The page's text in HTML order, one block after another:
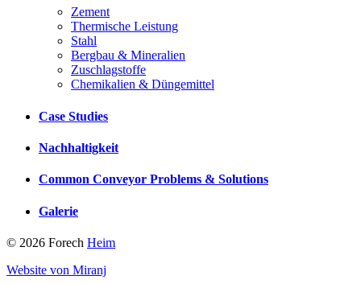
Zement
Thermische Leistung
Stahl
Bergbau & Mineralien
Zuschlagstoffe
Chemikalien & Düngemittel
Case Studies
Nachhaltigkeit
Common Conveyor Problems & Solutions
Galerie
© 2026 Forech Heim
Website von Miranj